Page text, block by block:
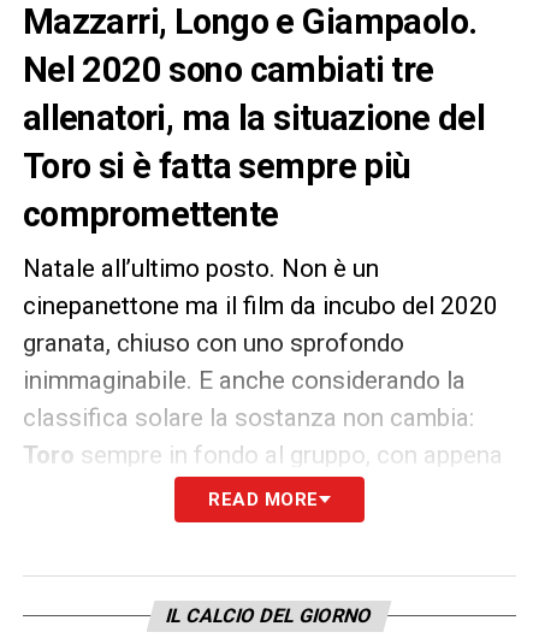
Mazzarri, Longo e Giampaolo.
Nel 2020 sono cambiati tre
allenatori, ma la situazione del
Toro si è fatta sempre più
compromettente
Natale all’ultimo posto. Non è un
cinepanettone ma il film da incubo del 2020
granata, chiuso con uno sprofondo
inimmaginabile. E anche considerando la
classifica solare la sostanza non cambia:
Toro sempre in fondo al gruppo, con appena
27 punti. Una crisi difficile da motivare alla
luce di una rosa da metà classifica e con un
trascinatore, comunque decisivo con i suoi
READ MORE
IL CALCIO DEL GIORNO